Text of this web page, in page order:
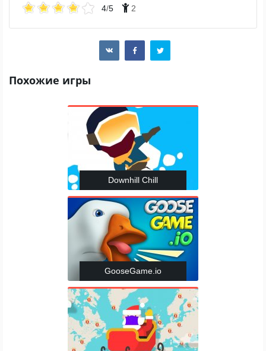
4/5 2
Похожие игры
Downhill Chill
GooseGame.io